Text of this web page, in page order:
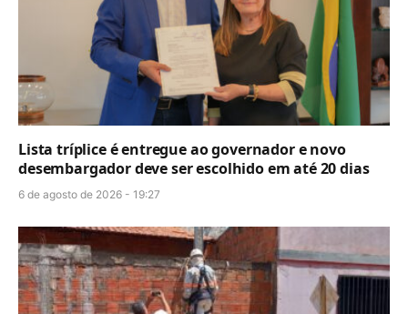
Lista tríplice é entregue ao governador e novo
desembargador deve ser escolhido em até 20 dias
6 de agosto de 2026 - 19:27